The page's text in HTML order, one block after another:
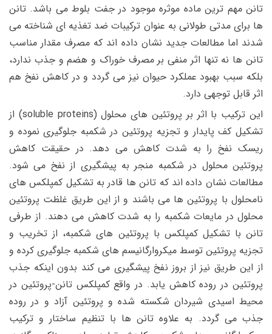
تانن مهم ترین ماده موثره موجود در جفت بلوط می باشد. تانن
ها برای مدتی طولانی به عنوان ترکیبات ضد تغذیه ای شناخته می
شدند اما مطالعات جدید نشان داده اند که مصرف مقدار مناسب
تانن ها نه تنها اثر منفی بر مصرف خوراک و هضم و جذب ندارد،
بلکه سبب بهبود عملکرد حیوان نیز می گردد و در کاهش نفخ هم
اثر قابل توجهی دارد.
این ترکیب با اثر بر پروتئین های محلول (soluble proteins) از
تشکیل کف پایدار و تجزیه پروتئین در شکمبه جلوگیری نموده و
ریسک نفخ را به شدت کاهش می دهد. در حقیقت کاهش
پروتئین محلول در شکمبه منجر به پیشگیری از نفخ می شود.
مطالعات نشان داده اند که تانن ها قادر به تشکیل کمپلکس های
نامحلول با پروتئین ها می باشند و از این طریق غلظت پروتئین
محلول در مایعات شکمبه را به شدت کاهش می دهند. از طرفی
تانن با تشکیل کمپلکس با پروتئین های شکمبه، از تخریب و
تجزیه پروتئین توسط میکروارگانیسم های شکمبه جلوگیری کرده و
از این طریق نیز از بروز نفخ پیشگیری می کند بدون اینکه جذب
پروتئین در روده کاهش یابد. در واقع کمپلکس تانن-پروتئین در
محیط اسیدی شیردان شکسته شده و پروتئین آزاد و در روده
جذب می گردد. به علاوه تانن ها با تنظیم ساختار و ترکیب